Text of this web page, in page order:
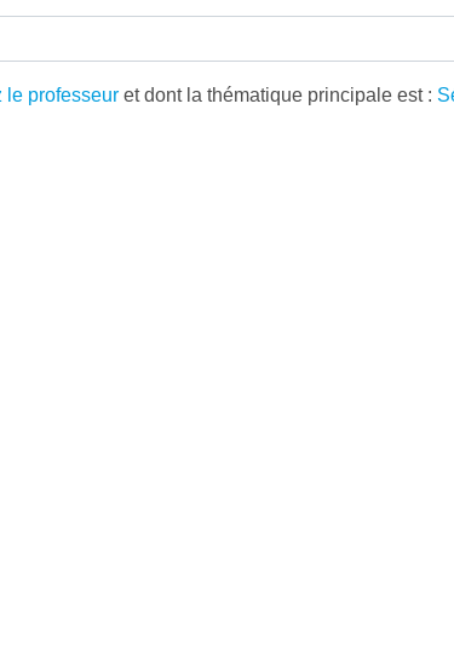
le professeur et dont la thématique principale est :